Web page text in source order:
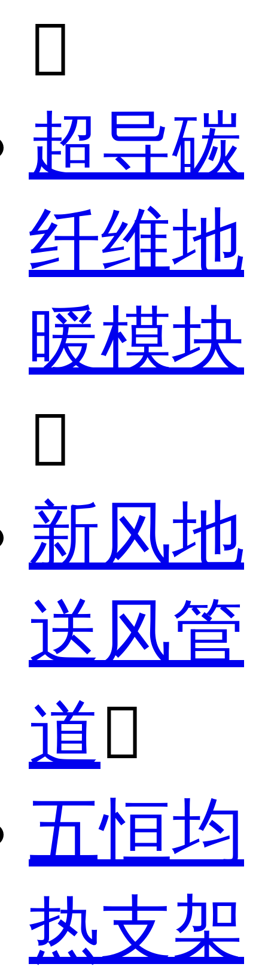

超导碳
纤维地
暖模块

新风地
送风管
道
五恒均
热支架